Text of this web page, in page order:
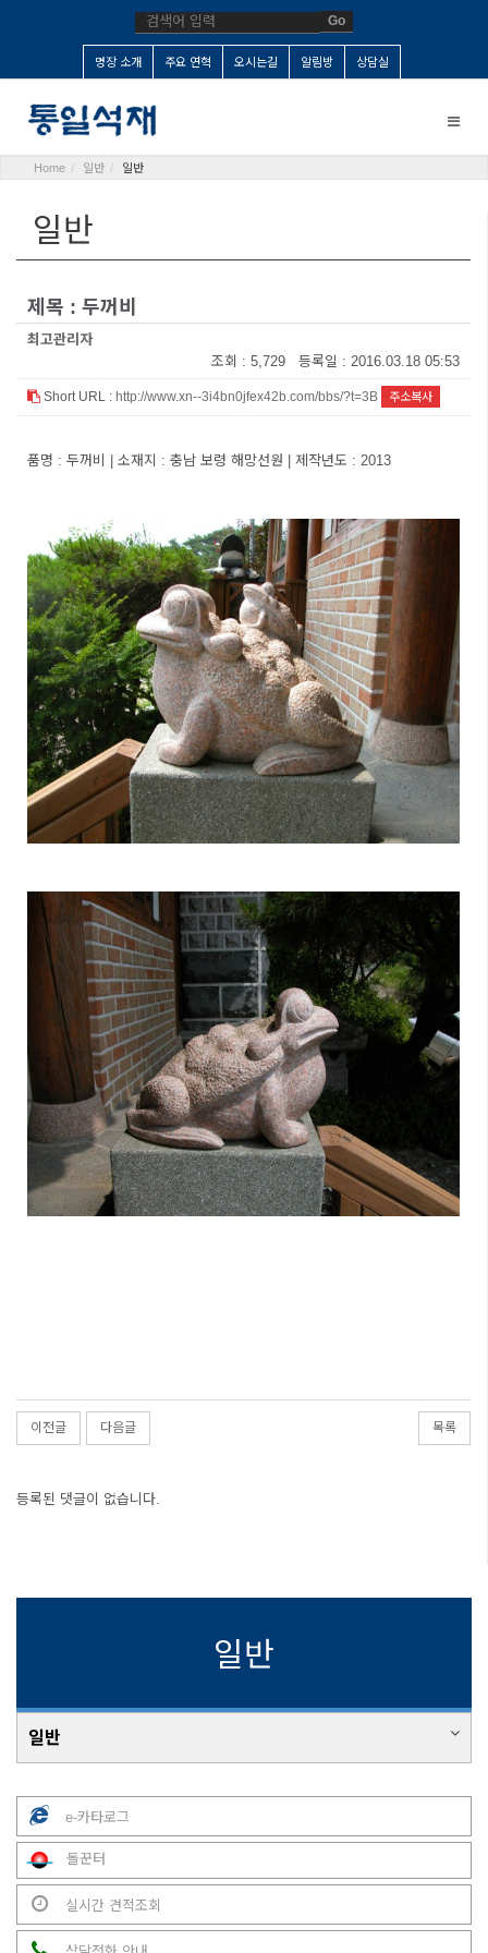
Go
명장 소개 주요 연혁 오시는길 알림방 상담실
Toggle
Home 일반 일반
일반
제목 : 두꺼비
최고관리자
조회 : 5,729 등록일 : 2016.03.18 05:53
Short URL : http://www.xn--3i4bn0jfex42b.com/bbs/?t=3B 주소복사
품명 : 두꺼비 | 소재지 : 충남 보령 해망선원 | 제작년도 : 2013
이전글 다음글 목록
등록된 댓글이 없습니다.
일반
일반
e-카타로그
돌꾼터
실시간 견적조회